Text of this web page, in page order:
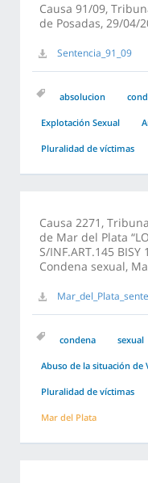
Causa 91/09,
de Posadas, 29/04/
Sentencia_91_09
absolucion
Explotación Sexual
Pluralidad de víctimas
Causa 2271,
de Mar del Plata
S/INF.ART.145 BISY
Condena sexual,
condena sexual
Abuso de la situación de
Pluralidad de víctimas
Mar del Plata